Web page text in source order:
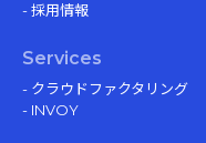
- 採用情報
Services
- クラウドファクタリング
- INVOY